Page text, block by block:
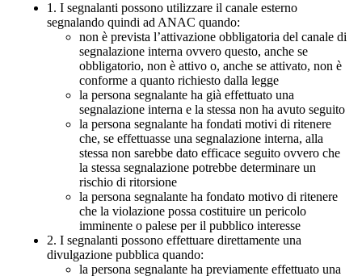
1. I segnalanti possono utilizzare il canale esterno
segnalando quindi ad ANAC quando:
non è prevista l’attivazione obbligatoria del canale di
segnalazione interna ovvero questo, anche se
obbligatorio, non è attivo o, anche se attivato, non è
conforme a quanto richiesto dalla legge
la persona segnalante ha già effettuato una
segnalazione interna e la stessa non ha avuto seguito
la persona segnalante ha fondati motivi di ritenere
che, se effettuasse una segnalazione interna, alla
stessa non sarebbe dato efficace seguito ovvero che
la stessa segnalazione potrebbe determinare un
rischio di ritorsione
la persona segnalante ha fondato motivo di ritenere
che la violazione possa costituire un pericolo
imminente o palese per il pubblico interesse
2. I segnalanti possono effettuare direttamente una
divulgazione pubblica quando:
la persona segnalante ha previamente effettuato una